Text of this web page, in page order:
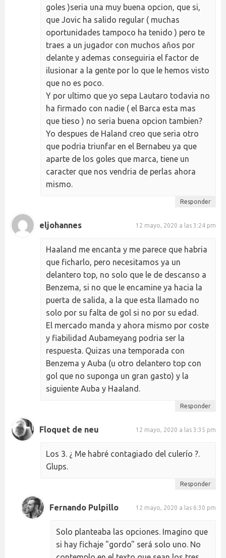
goles )seria una muy buena opcion, que si,
que Jovic ha salido regular ( muchas
oportunidades tampoco ha tenido ) pero te
traes a un jugador con muchos años por
delante y ademas conseguiria el factor de
ilusionar a la gente por lo que le hemos visto
que no es poco.
Y por ultimo que yo sepa Lautaro todavia no
ha firmado con nadie ( el Barca esta mas
que tieso ) no seria buena opcion tambien?
Yo despues de Haland creo que seria otro
que podria triunfar en el Bernabeu ya que
aparte de los goles que marca, tiene un
caracter que nos vendria de perlas ahora
mismo.
Responder
eljohannes 12 mayo, 2020 a las 3:24 pm
Haaland me encanta y me parece que habria
que ficharlo, pero necesitamos ya un
delantero top, no solo que le de descanso a
Benzema, si no que le encamine ya hacia la
puerta de salida, a la que esta llamado no
solo por su falta de gol si no por su edad.
El mercado manda y ahora mismo por coste
y fiabilidad Aubameyang podria ser la
respuesta. Quizas una temporada con
Benzema y Auba (u otro delantero top con
gol que no suponga un gran gasto) y la
siguiente Auba y Haaland.
Responder
Floquet de neu 12 mayo, 2020 a las 3:35 pm
Los 3. ¿ Me habré contagiado del culerío ?.
Glups.
Responder
Fernando Pulpillo 12 mayo, 2020 a las 6:30 pm
Solo planteaba las opciones. Imagino que
si hay fichaje "gordo" será solo uno. No